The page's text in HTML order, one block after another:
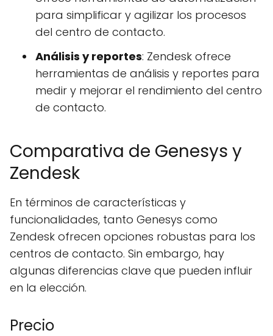
para simplificar y agilizar los procesos
del centro de contacto.
Análisis y reportes: Zendesk ofrece
herramientas de análisis y reportes para
medir y mejorar el rendimiento del centro
de contacto.
Comparativa de Genesys y
Zendesk
En términos de características y
funcionalidades, tanto Genesys como
Zendesk ofrecen opciones robustas para los
centros de contacto. Sin embargo, hay
algunas diferencias clave que pueden influir
en la elección.
Precio